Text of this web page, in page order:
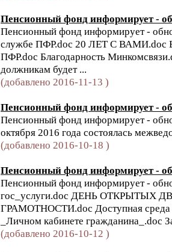
Пенсионный фонд информирует -
Пенсионный фонд информирует -
службе ПФР.doc 20 ЛЕТ С ВАМИ.doc
ПФР.doc Благодарность
должникам будет ...
(добавлено 2016-11-13 )
Пенсионный фонд информирует -
Пенсионный фонд информирует -
октября 2016 года состоялась
(добавлено 2016-10-18 )
Пенсионный фонд информирует -
Пенсионный фонд информирует -
гос_услуги.doc ДЕНЬ ОТКРЫТЫХ
ГРАМОТНОСТИ.doc Доступная среда
_Личном кабинете гражданина_.doc
(добавлено 2016-10-12 )